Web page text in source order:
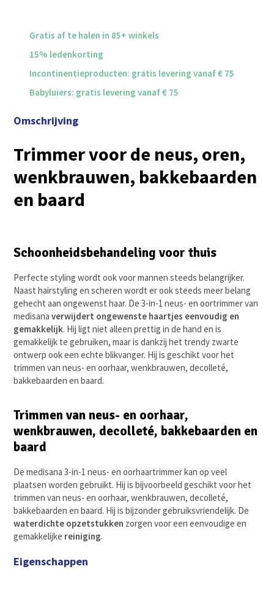
Gratis af te halen in 85+ winkels
15% ledenkorting
Incontinentieproducten: gratis levering vanaf € 75
Babyluiers: gratis levering vanaf € 75
Omschrijving
Trimmer voorde neus, oren,
wenkbrauwen, bakkebaarden
en baard
Schoonheidsbehandeling voor thuis
Perfecte styling wordt ook voor mannen steeds belangrijker.
Naast hairstyling en scheren wordt er ook steeds meer belang
gehecht aan ongewenst haar. De 3-in-1 neus- en oortrimmer van
medisanaverwijdert ongewenste haartjes eenvoudig en
gemakkelijk. Hij ligt niet alleen prettig in de hand en is
gemakkelijk te gebruiken, maar is dankzij het trendy zwarte
ontwerp ook een echte blikvanger. Hij is geschikt voor het
trimmen van neus- en oorhaar, wenkbrauwen, decolleté,
bakkebaarden en baard.
Trimmen van neus- en oorhaar,
wenkbrauwen, decolleté, bakkebaarden en
baard
De medisana 3-in-1 neus- en oorhaartrimmer kan op veel
plaatsen worden gebruikt. Hij is bijvoorbeeld geschikt voor het
trimmen van neus- en oorhaar, wenkbrauwen, decolleté,
bakkebaarden en baard. Hij is bijzonder gebruiksvriendelijk. De
waterdichte opzetstukken zorgen voor een eenvoudige en
gemakkelijke reiniging.
Eigenschappen